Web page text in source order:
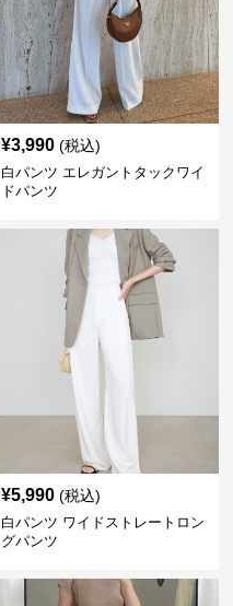
¥3,990 (税込)
白パンツ エレガントタックワイ
ドパンツ
¥5,990 (税込)
白パンツ ワイドストレートロン
グパンツ